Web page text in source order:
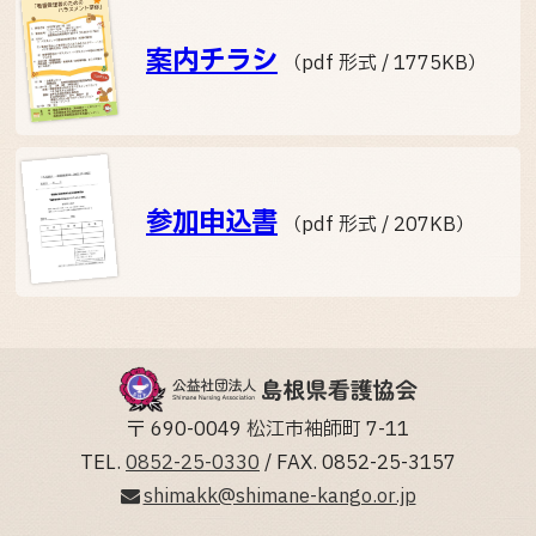
案内チラシ （pdf 形式 / 1775KB）
参加申込書 （pdf 形式 / 207KB）
〒 690-0049 松江市袖師町 7-11
TEL. 0852-25-0330 / FAX. 0852-25-3157
shimakk@shimane-kango.or.jp